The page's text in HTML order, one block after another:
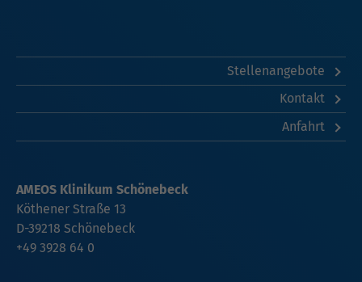
Stellenangebote
Kontakt
Anfahrt
AMEOS Klinikum Schönebeck
Köthener Straße 13
D-39218 Schönebeck
+49 3928 64 0